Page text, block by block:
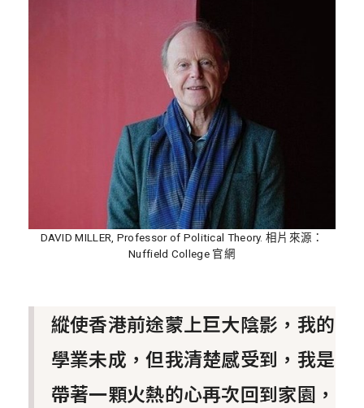
DAVID MILLER, Professor of Political Theory. 相片來源：
Nuffield College 官網
縱使香港前途蒙上巨大陰影，我的
學業未成，但我清楚感受到，我是
帶著一顆火熱的心再次回到家園，